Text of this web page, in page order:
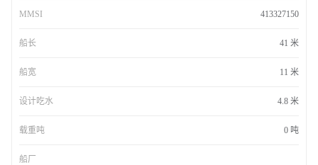
MMSI 413327150
船长 41 米
船宽 11 米
设计吃水 4.8 米
载重吨 0 吨
船厂